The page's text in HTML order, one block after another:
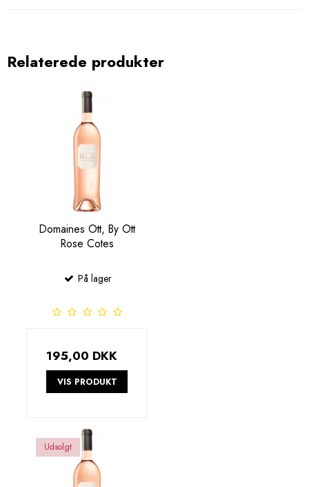
Relaterede produkter
Domaines Ott, By Ott
Rose Cotes
På lager
195,00 DKK
VIS PRODUKT
Udsolgt